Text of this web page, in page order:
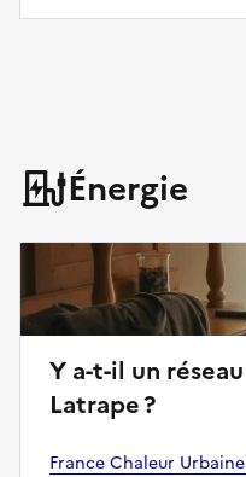
Énergie
Y a-t-il un réseau de chaleur à
Latrape ?
France Chaleur Urbaine